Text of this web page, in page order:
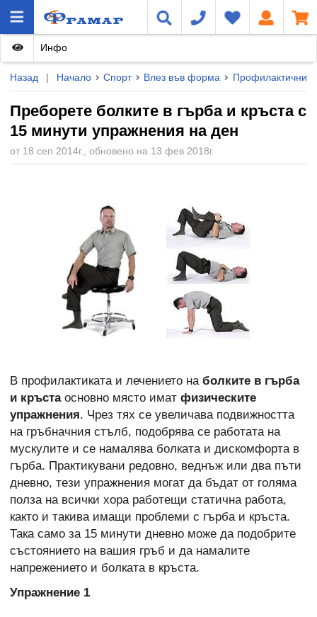
Назад | Начало Спорт Влез във форма Профилактични
Преборете болките в гърба и кръста с
15 минути упражнения на ден
от 18 сеп 2014г., обновено на 13 фев 2018г.
Инфо
В профилактиката и лечението наболките в гърба
и кръстаосновно място имат физическите
упражнения. Чрез тях се увеличава подвижността
на гръбначния стълб, подобрява се работата на
мускулите и се намалява болката и дискомфорта в
гърба. Практикувани редовно, веднъж или два пъти
дневно, тези упражнения могат да бъдат от голяма
полза на всички хора работещи статична работа,
както и такива имащи проблеми с гърба и кръста.
Така само за 15 минути дневно може да подобрите
състоянието на вашия гръб и да намалите
напрежението и болката в кръста.
Упражнение 1